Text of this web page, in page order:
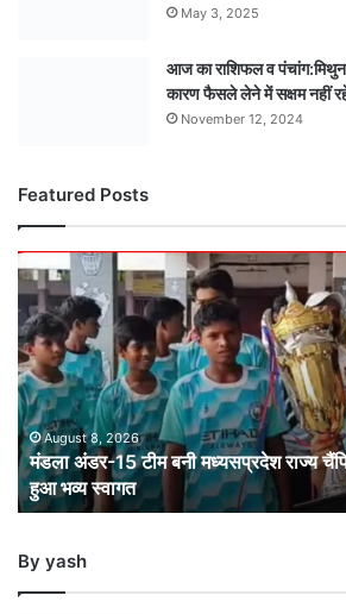
May 3, 2025
आज का राशिफल व
कारण फैसले लेने में सक्षम नहीं
November 12, 2024
Featured Posts
अंडर-15
टीम
बनी
मध्यसप्रदेश
राज्य
चैंपियन
: ऐतिहासिक
जीत
हुआ
भव्य
August 8, 2026
मंडला अंडर-15 टीम बनी मध्यसप्रदेश राज्य
हुआ भव्य स्वागत
By yash